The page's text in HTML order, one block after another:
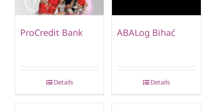
ProCredit Bank
Details
ABALog Bihać
Details